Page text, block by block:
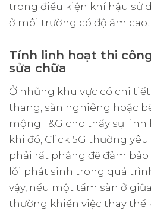
trong điều kiện khí hậu sử
ở môi trường có độ ẩm cao.
Tính linh hoạt thi
sửa chữa
Ở những khu vực có chi
thang, sàn nghiêng hoặc
mộng T&G cho thấy sự linh
khi đó, Click 5G thường
phải rất phẳng để đảm
lỗi phát sinh trong quá
vậy, nếu một tấm sàn ở
thường khiến việc thay thế